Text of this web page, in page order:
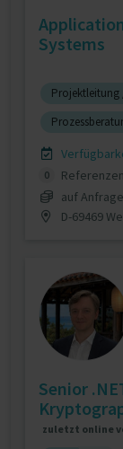
Systems
Projektleitung
0
Referenzen
auf Anfrage
D-69469
Senior
zuletzt online